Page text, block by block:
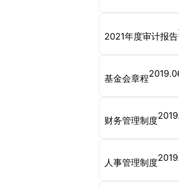
2021年度审计报告
基金会章程
财务管理制度
人事管理制度